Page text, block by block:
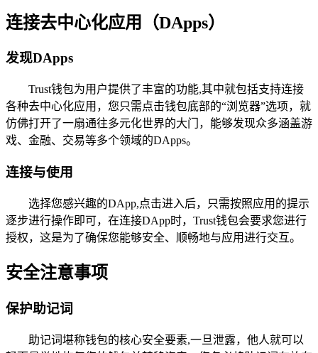
连接去中心化应用（DApps）
发现DApps
Trust钱包为用户提供了丰富的功能,其中就包括支持连接
各种去中心化应用，您只需点击钱包底部的“浏览器”选项，就
仿佛打开了一扇通往多元化世界的大门，能够发现众多涵盖游
戏、金融、交易等多个领域的DApps。
连接与使用
选择您感兴趣的DApp,点击进入后，只需按照应用的提示
逐步进行操作即可，在连接DApp时，Trust钱包会要求您进行
授权，这是为了确保您能够安全、顺畅地与应用进行交互。
安全注意事项
保护助记词
助记词堪称钱包的核心安全要素,一旦泄露，他人就可以